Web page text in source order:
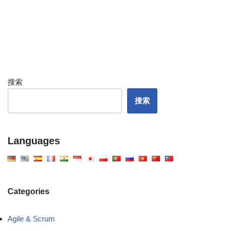
搜索
搜索
Languages
Categories
Agile & Scrum